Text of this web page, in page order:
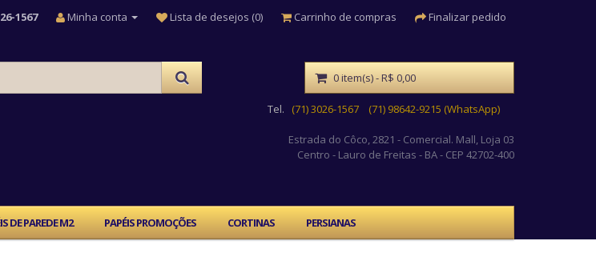
1567 Minha conta Lista de desejos (0) Carrinho de compras Finalizar pedido
Tel. (71) 3026-1567 (71) 98642-9215 (WhatsApp)
Estrada do Côco, 2821 - Comercial. Mall, Loja 03
Centro - Lauro de Freitas - BA - CEP 42702-400
0 item(s) - R$ 0,00
DE PAREDE M2 PAPÉIS PROMOÇÕES CORTINAS PERSIANAS